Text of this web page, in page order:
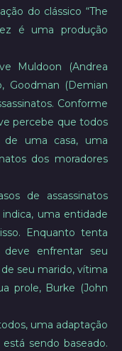
do clássico “The
é uma produção
Muldoon (Andrea
Goodman (Demian
Conforme
percebe que todos
de uma casa, uma
dos moradores
de assassinatos
uma entidade
Enquanto tenta
deve enfrentar seu
seu marido, vítima
prole, Burke (John
uma adaptação
sendo baseado.